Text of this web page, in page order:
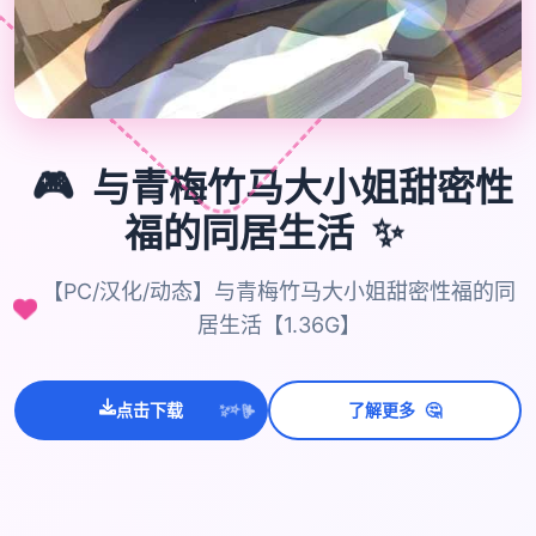
🎮 与青梅竹马大小姐甜密性
福的同居生活 ✨
【PC/汉化/动态】与青梅竹马大小姐甜密性福的同
居生活【1.36G】
点击下载 ✨
⭐💫 了解更多 🤔